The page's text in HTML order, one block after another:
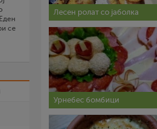
се
Лесен ролат со јаболка
Урнебес бомбици